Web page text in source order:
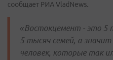
сообщает РИА VladNews.
«Востокцемент - это 5
5 тысяч семей, а
человек, которые так